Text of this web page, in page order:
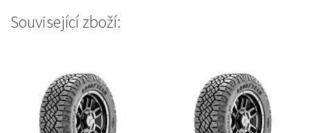
Související zboží: